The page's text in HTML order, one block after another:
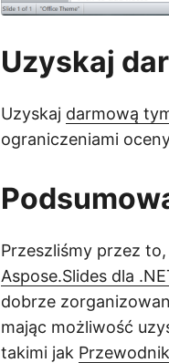
Uzyskaj
Uzyskaj darmową
ograniczeniami
Przeszliśmy przez
Aspose.Slides dla
dobrze
mając możliwość
takimi jak